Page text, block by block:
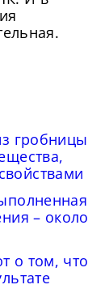
гробницы
– около
о том, что